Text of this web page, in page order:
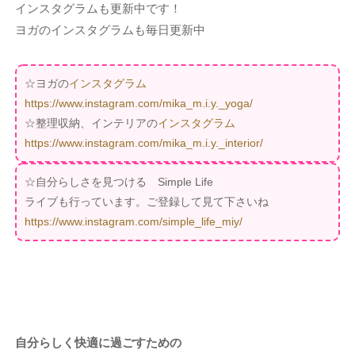
インスタグラムも更新中です！
ヨガのインスタグラムも毎日更新中
☆ヨガのインスタグラム
https://www.instagram.com/mika_m.i.y._yoga/
☆整理収納、インテリアのインスタグラム
https://www.instagram.com/mika_m.i.y._interior/
☆自分らしさを見つける Simple Life
ライブも行っています。ご登録して見て下さいね
https://www.instagram.com/simple_life_miy/
自分らしく快適に過ごすための